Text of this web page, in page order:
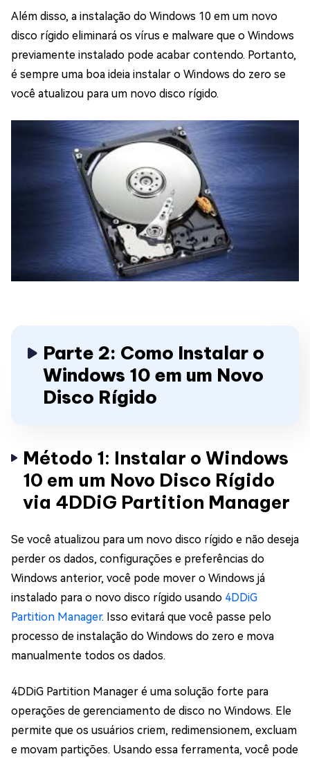
Além disso, a instalação do Windows 10 em um novo
disco rígido eliminará os vírus e malware que o Windows
previamente instalado pode acabar contendo. Portanto,
é sempre uma boa ideia instalar o Windows do zero se
você atualizou para um novo disco rígido.
Parte 2: Como Instalar o
Windows 10 em um Novo
Disco Rígido
Método 1: Instalar o Windows
10 em um Novo Disco Rígido
via 4DDiG Partition Manager
Se você atualizou para um novo disco rígido e não deseja
perder os dados, configurações e preferências do
Windows anterior, você pode mover o Windows já
instalado para o novo disco rígido usando 4DDiG
Partition Manager. Isso evitará que você passe pelo
processo de instalação do Windows do zero e mova
manualmente todos os dados.
4DDiG Partition Manager é uma solução forte para
operações de gerenciamento de disco no Windows. Ele
permite que os usuários criem, redimensionem, excluam
e movam partições. Usando essa ferramenta, você pode